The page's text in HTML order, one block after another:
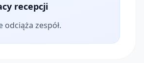
recepcji
odciąża zespół.